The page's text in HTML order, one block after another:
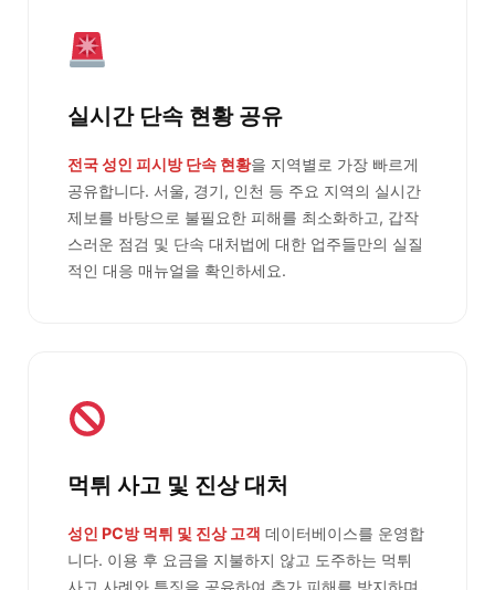
실시간 단속 현황 공유
전국 성인 피시방 단속 현황을 지역별로 가장 빠르게
공유합니다. 서울, 경기, 인천 등 주요 지역의 실시간
제보를 바탕으로 불필요한 피해를 최소화하고, 갑작
스러운 점검 및 단속 대처법에 대한 업주들만의 실질
적인 대응 매뉴얼을 확인하세요.
먹튀 사고 및 진상 대처
성인 PC방 먹튀 및 진상 고객 데이터베이스를 운영합
니다. 이용 후 요금을 지불하지 않고 도주하는 먹튀
사고 사례와 특징을 공유하여 추가 피해를 방지하며,